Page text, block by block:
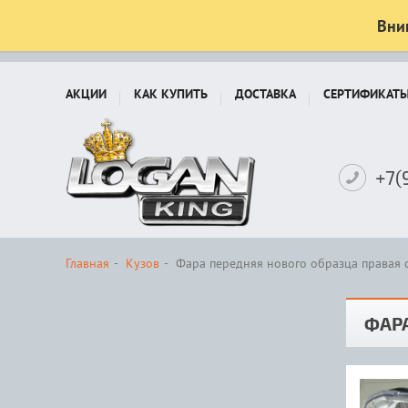
АКЦИИ КАК КУПИТЬ ДОСТАВКА
Главная Кузов Фара передняя нового образца правая